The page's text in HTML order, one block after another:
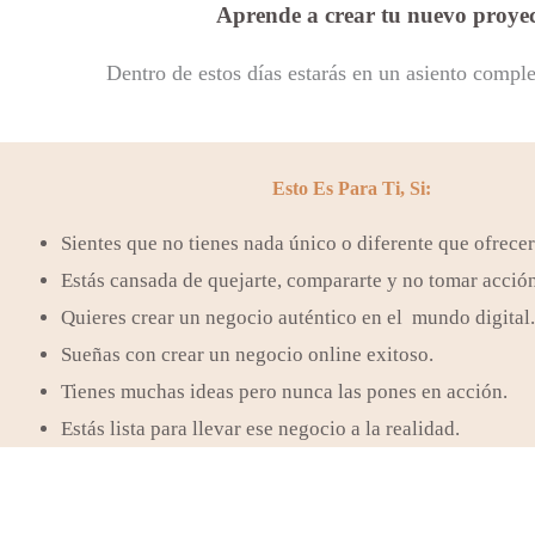
Aprende a crear tu nuevo
Dentro de estos días estarás en un asiento
Esto Es Para Ti, Si:
Sientes que no tienes nada único o diferente que
Estás cansada de quejarte, compararte y no tomar
Quieres crear un negocio auténtico en el mundo digital.
Sueñas con crear un negocio online exitoso.
Tienes muchas ideas pero nunca las pones en acción.
Estás lista para llevar ese negocio a la realidad.